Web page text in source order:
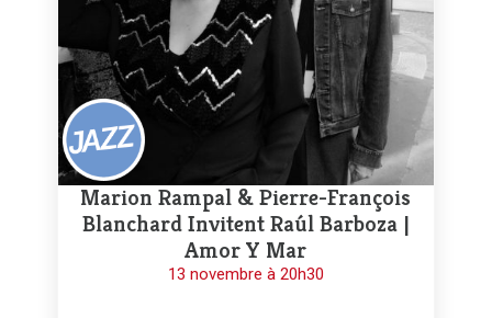
Marion Rampal & Pierre-François
Blanchard Invitent Raúl Barboza |
Amor Y Mar
13 novembre à 20h30